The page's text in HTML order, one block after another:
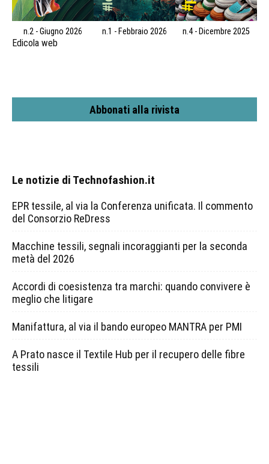
n.2 - Giugno 2026 n.1 - Febbraio 2026 n.4 - Dicembre 2025
Edicola web
Abbonati alla rivista
Le notizie di Technofashion.it
EPR tessile, al via la Conferenza unificata. Il commento
del Consorzio ReDress
Macchine tessili, segnali incoraggianti per la seconda
metà del 2026
Accordi di coesistenza tra marchi: quando convivere è
meglio che litigare
Manifattura, al via il bando europeo MANTRA per PMI
A Prato nasce il Textile Hub per il recupero delle fibre
tessili